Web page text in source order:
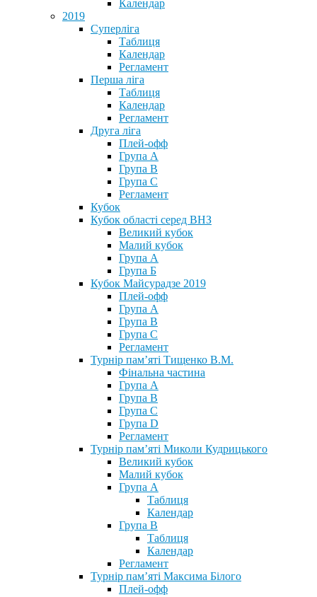
Календар
2019
Суперліга
Таблиця
Календар
Регламент
Перша ліга
Таблиця
Календар
Регламент
Друга ліга
Плей-офф
Група А
Група В
Група С
Регламент
Кубок
Кубок області серед ВНЗ
Великий кубок
Малий кубок
Група А
Група Б
Кубок Майсурадзе 2019
Плей-офф
Група А
Група В
Група С
Регламент
Турнір пам’яті Тищенко В.М.
Фінальна частина
Група А
Група В
Група С
Група D
Регламент
Турнір пам’яті Миколи Кудрицького
Великий кубок
Малий кубок
Група А
Таблиця
Календар
Група В
Таблиця
Календар
Регламент
Турнір пам’яті Максима Білого
Плей-офф